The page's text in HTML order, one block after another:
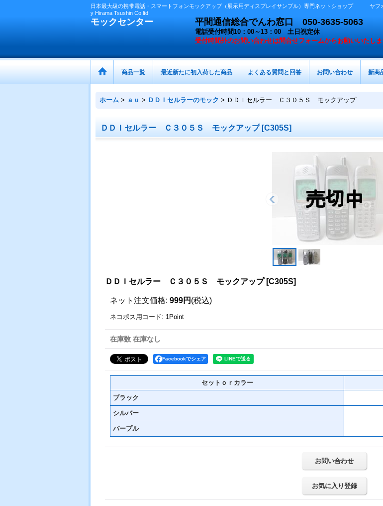
日本最大級の携帯電話・スマートフォンモックアップ（展示用ディスプレイサンプル）専門ネットショップ ヤフ
y Hirama Tsushin Co.ltd
モックセンター 平間通信総合でんわ窓口 050-3635-5063
電話受付時間10：00～13：00 土日祝定休
受付時間外のお問い合わせは問合せフォームからお願いいたしま
商品一覧 最近新たに初入荷した商品 よくある質問と回答 お問い合わせ 新商
ホーム > ａｕ > ＤＤＩセルラーのモック > ＤＤＩセルラー Ｃ３０５Ｓ モックアップ
ＤＤＩセルラー Ｃ３０５Ｓ モックアップ [C305S]
ＤＤＩセルラー Ｃ３０５Ｓ モックアップ [C305S]
ネット注文価格: 999円 (税込)
ネコポス用コード: 1Point
在庫数 在庫なし
Facebookでシェア
セットｏｒカラー
ブラック
シルバー
パープル
お問い合わせ
お気に入り登録